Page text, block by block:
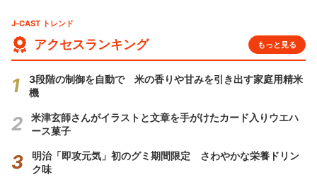
J-CAST トレンド
アクセスランキング もっと見る
3段階の制御を自動で 米の香りや甘みを引き出す家庭用精米
機
米津玄師さんがイラストと文章を手がけたカード入りウエハ
ース菓子
明治「即攻元気」初のグミ期間限定 さわやかな栄養ドリン
ク味